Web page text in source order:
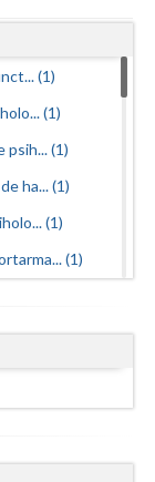
(1)
(1)
psih... (1)
ha... (1)
(1)
(1)
publ... (1)
(1)
(1)